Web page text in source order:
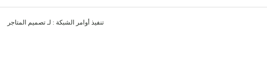
تنفيذ أوامر الشبكة : لـ تصميم المتاجر